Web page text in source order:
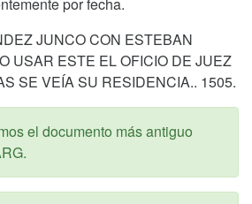
JUNCO CON ESTEBAN
USAR ESTE EL OFICIO DE JUEZ
SE VEÍA SU RESIDENCIA.. 1505.
el documento más antiguo